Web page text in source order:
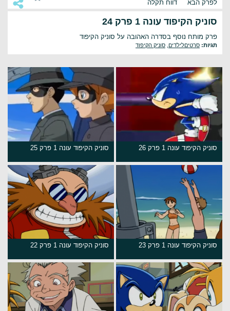
לפרק הבא דווח תקלה
סוניק הקיפוד עונה 1 פרק 24
פרק מותח נוסף בסדרה האהובה על סוניק הקיפוד
תגיות: סרטיםלילדים סוניק הקיפוד
סוניק הקיפוד עונה 1 פרק 26 סוניק הקיפוד עונה 1 פרק 25
סוניק הקיפוד עונה 1 פרק 23 סוניק הקיפוד עונה 1 פרק 22